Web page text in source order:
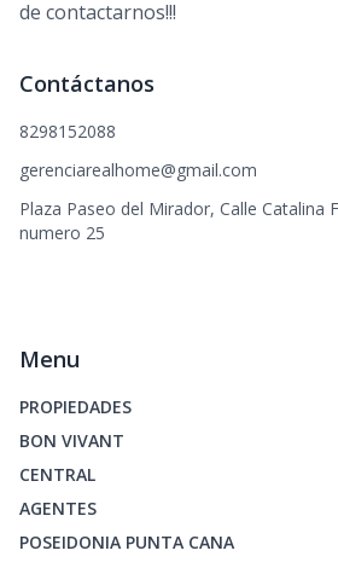
de contactarnos!!!
Contáctanos
8298152088
gerenciarealhome@gmail.com
Plaza Paseo del Mirador, Calle Catalina
numero 25
Menu
PROPIEDADES
BON VIVANT
CENTRAL
AGENTES
POSEIDONIA PUNTA CANA